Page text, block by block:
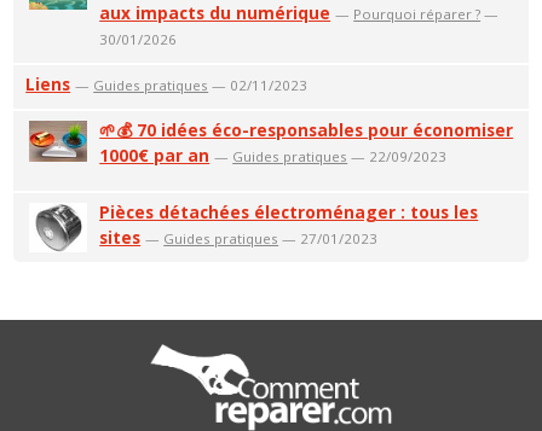
aux impacts du numérique — Pourquoi réparer ? —
30/01/2026
Liens — Guides pratiques — 02/11/2023
🌱💰 70 idées éco-responsables pour économiser
1000€ par an — Guides pratiques — 22/09/2023
Pièces détachées électroménager : tous les
sites — Guides pratiques — 27/01/2023